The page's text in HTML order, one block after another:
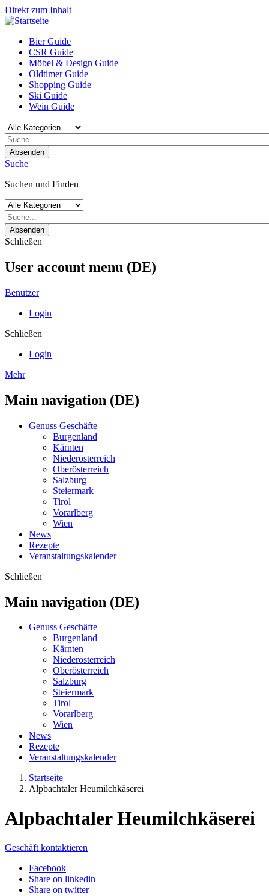
Direkt zum Inhalt
Bier Guide
CSR Guide
Möbel & Design Guide
Oldtimer Guide
Shopping Guide
Ski Guide
Wein Guide
Absenden
Suche
Suchen und Finden
Absenden
Schließen
User account menu (DE)
Benutzer
Login
Schließen
Login
Mehr
Main navigation (DE)
Genuss Geschäfte
Burgenland
Kärnten
Niederösterreich
Oberösterreich
Salzburg
Steiermark
Tirol
Vorarlberg
Wien
News
Rezepte
Veranstaltungskalender
Schließen
Main navigation (DE)
Genuss Geschäfte
Burgenland
Kärnten
Niederösterreich
Oberösterreich
Salzburg
Steiermark
Tirol
Vorarlberg
Wien
News
Rezepte
Veranstaltungskalender
Startseite
Alpbachtaler Heumilchkäserei
Alpbachtaler Heumilchkäserei
Geschäft kontaktieren
Facebook
Share on linkedin
Share on twitter